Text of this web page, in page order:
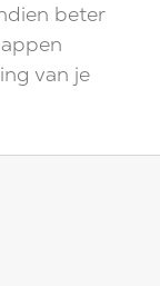
beter
van je